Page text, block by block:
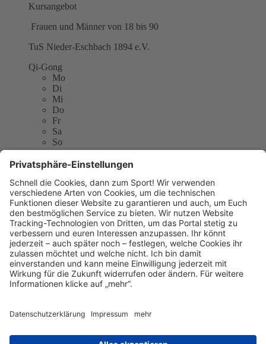
Kursangebot
Frauen und Männer von 18 bis 90
TuS Nieder-Eschbach 1894 e.V.
Qi-Gong
Mo
Di
Mi
Do
Fr
Sa
So
TuS Nieder-Eschbach 1894 e.V.
Alt Nieder-Eschbach 23c
60437 Frankfurt am Main
E-Mail:info@tus1894.de
Telefon: 069-5076480
Website:https://www.tus1894.de
Sitemap
Kontakt
Kontakt